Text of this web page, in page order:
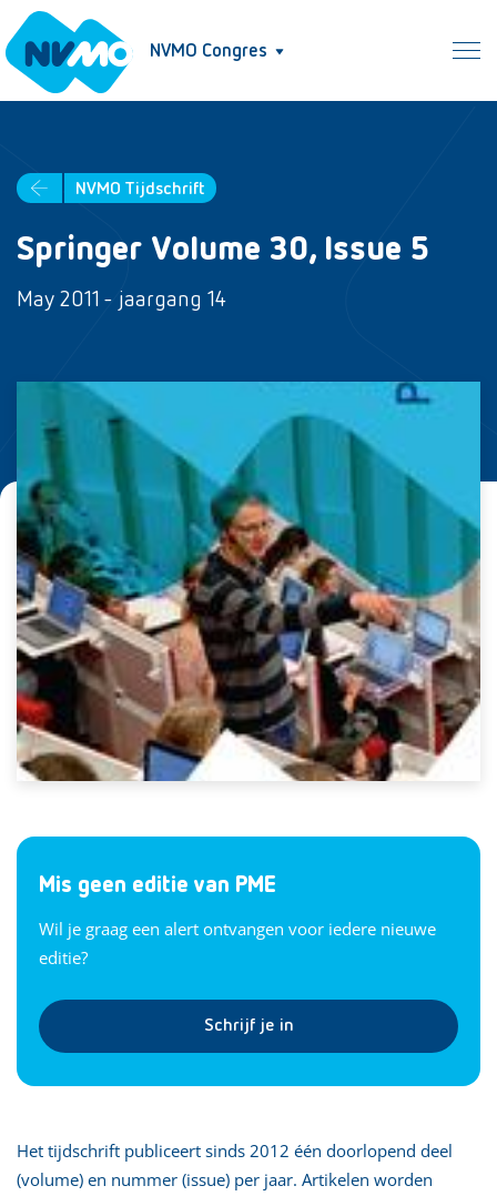
NVMO Congres
NVMO Tijdschrift
Springer Volume 30, Issue 5
May 2011 - jaargang 14
Mis geen editie van PME
Wil je graag een alert ontvangen voor iedere nieuwe
editie?
Schrijf je in
Het tijdschrift publiceert sinds 2012 één doorlopend deel
(volume) en nummer (issue) per jaar. Artikelen worden